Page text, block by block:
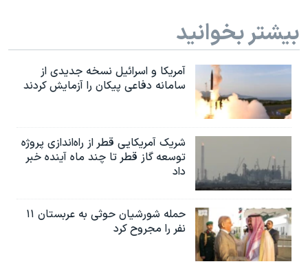
بیشتر بخوانید
آمریکا و اسرائیل نسخه جدیدی از
سامانه دفاعی پیکان را آزمایش کردند
شریک آمریکایی قطر از راه‌اندازی پروژه
توسعه گاز قطر تا چند ماه آینده خبر
داد
حمله شورشیان حوثی به عربستان ۱۱
نفر را مجروح کرد